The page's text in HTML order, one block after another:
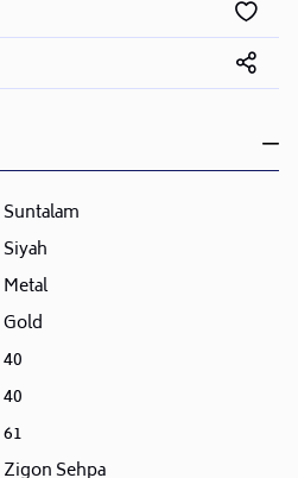
Suntalam
Siyah
Metal
Gold
40
40
61
Zigon Sehpa